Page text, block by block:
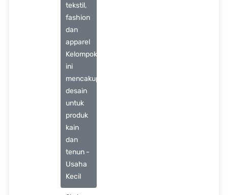
tekstil,
fashion
dan
apparel
Kelompok
ini
mencakup:
desain
untuk
produk
kain
dan
tenun -
Usaha
Kecil